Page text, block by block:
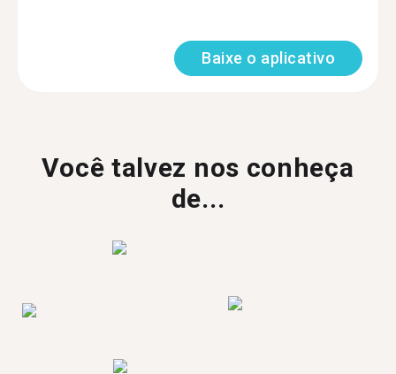
Baixe o aplicativo
Você talvez nos conheça
de...